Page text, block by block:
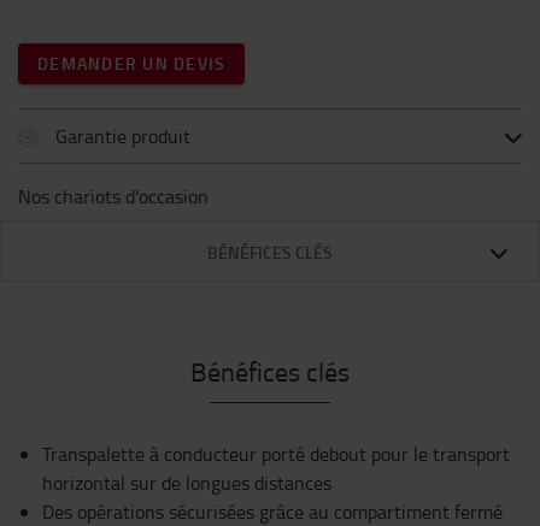
DEMANDER UN DEVIS
Garantie produit
Nos chariots d'occasion
BÉNÉFICES CLÉS
Bénéfices clés
Transpalette à conducteur porté debout pour le transport
horizontal sur de longues distances
Des opérations sécurisées grâce au compartiment fermé